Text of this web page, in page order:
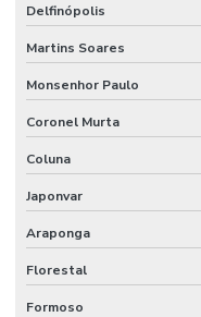
Delfinópolis
Martins Soares
Monsenhor Paulo
Coronel Murta
Coluna
Japonvar
Araponga
Florestal
Formoso